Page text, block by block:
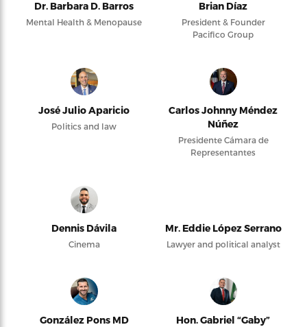
Dr. Barbara D. Barros
Mental Health & Menopause
Brian Díaz
President & Founder
Pacifico Group
José Julio Aparicio
Politics and law
Carlos Johnny Méndez
Núñez
Presidente Cámara de
Representantes
Dennis Dávila
Cinema
Mr. Eddie López Serrano
Lawyer and political analyst
González Pons MD
Hon. Gabriel “Gaby”